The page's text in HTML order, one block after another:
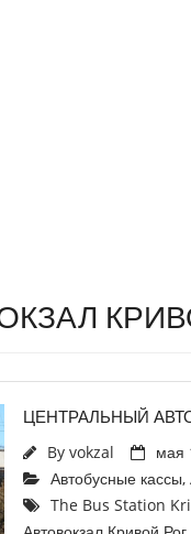
ЦЕНТРАЛЬНЫЙ
By vokzal
мая
Автобусные кассы,
The Bus Station